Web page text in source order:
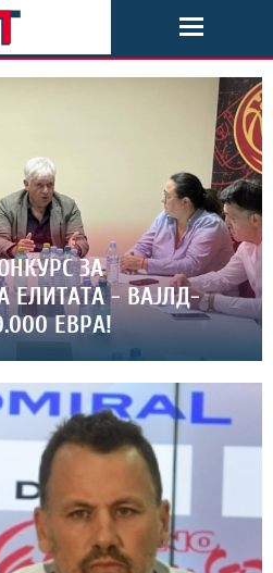
ЗА
ЕЛИТАТА - ВАЈЛД-
ЕВРА!